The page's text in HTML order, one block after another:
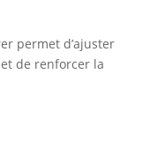
permet d’ajuster
de renforcer la